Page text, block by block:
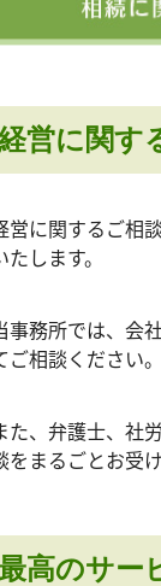
営に関す
営に関するご相
たします。
事務所では、会
ご相談ください。
た、弁護士、社
をまるごとお受
高のサー